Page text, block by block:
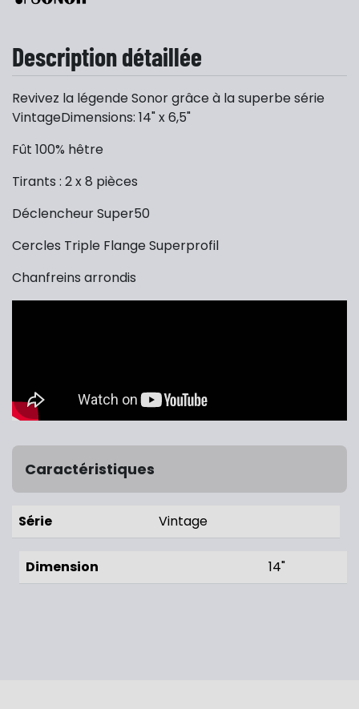
Description détaillée
Revivez la légende Sonor grâce à la superbe série
VintageDimensions: 14" x 6,5"
Fût 100% hêtre
Tirants : 2 x 8 pièces
Déclencheur Super50
Cercles Triple Flange Superprofil
Chanfreins arrondis
Caractéristiques
Série Vintage
Dimension 14"